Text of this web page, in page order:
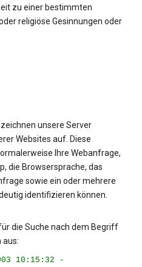
zu einer bestimmten
religiöse Gesinnungen oder
unsere Server
Websites auf. Diese
Ihre Webanfrage,
die Browsersprache, das
sowie ein oder mehrere
identifizieren können.
die Suche nach dem Begriff
10:15:32 -